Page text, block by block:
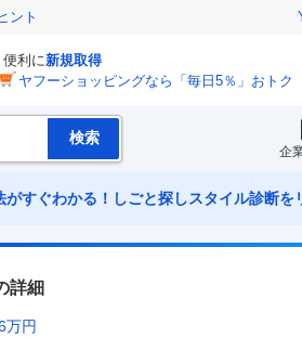
ント
便利に新規取得
ヤフーショッピングなら「毎日5％」おトク
企
すぐわかる！しごと探しスタイル診断を
詳細
万円